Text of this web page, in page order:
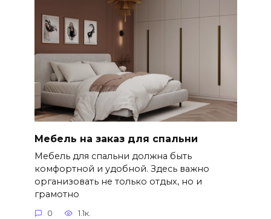
Мебель на заказ для спальни
Мебель для спальни должна быть
комфортной и удобной. Здесь важно
организовать не только отдых, но и
грамотно
0 1.1к.